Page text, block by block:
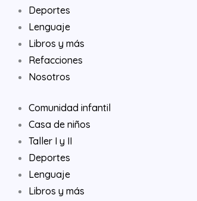
Deportes
Lenguaje
Libros y más
Refacciones
Nosotros
Comunidad infantil
Casa de niños
Taller I y II
Deportes
Lenguaje
Libros y más